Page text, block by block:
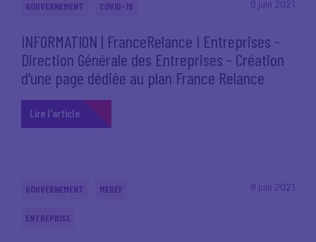
9 juin 2021
GOUVERNEMENT COVID-19
INFORMATION | FranceRelance I Entreprises -
Direction Générale des Entreprises - Création
d'une page dédiée au plan France Relance
Lire l'article
8 juin 2021
GOUVERNEMENT MEDEF
ENTREPRISE